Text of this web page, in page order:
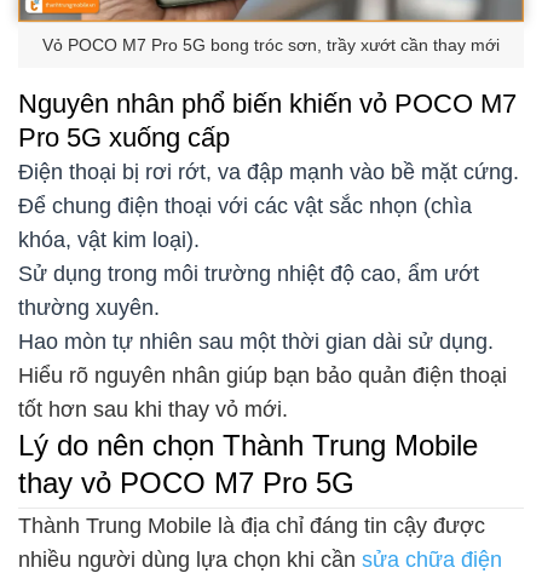
Vỏ POCO M7 Pro 5G bong tróc sơn, trầy xướt cần thay mới
Nguyên nhân phổ biến khiến vỏ POCO M7
Pro 5G xuống cấp
Điện thoại bị rơi rớt, va đập mạnh vào bề mặt cứng.
Để chung điện thoại với các vật sắc nhọn (chìa
khóa, vật kim loại).
Sử dụng trong môi trường nhiệt độ cao, ẩm ướt
thường xuyên.
Hao mòn tự nhiên sau một thời gian dài sử dụng.
Hiểu rõ nguyên nhân giúp bạn bảo quản điện thoại
tốt hơn sau khi thay vỏ mới.
Lý do nên chọn Thành Trung Mobile
thay vỏ POCO M7 Pro 5G
Thành Trung Mobile là địa chỉ đáng tin cậy được
nhiều người dùng lựa chọn khi cần sửa chữa điện